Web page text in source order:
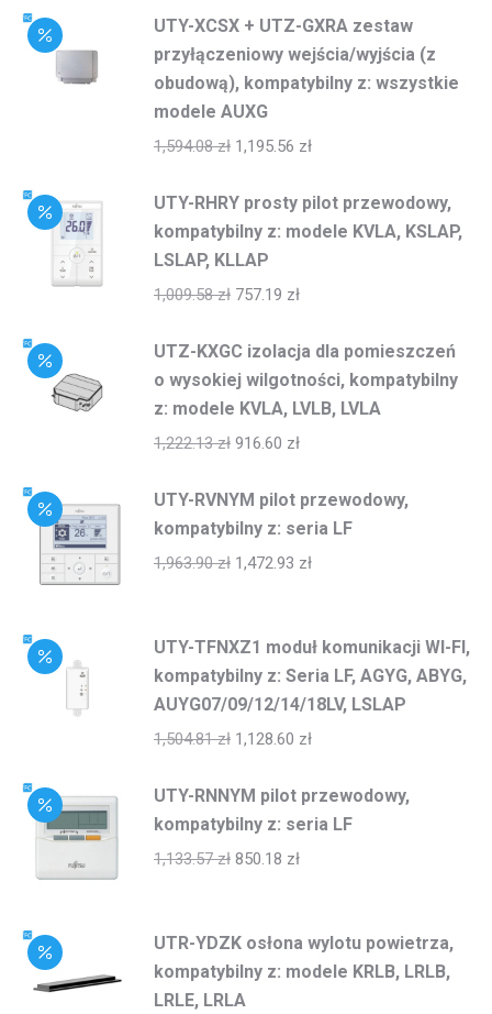
UTY-XCSX + UTZ-GXRA zestaw
przyłączeniowy wejścia/wyjścia (z
obudową), kompatybilny z: wszystkie
modele AUXG
1,594.08zł 1,195.56 zł
UTY-RHRY prosty pilot przewodowy,
kompatybilny z: modele KVLA, KSLAP,
LSLAP, KLLAP
1,009.58zł 757.19 zł
UTZ-KXGC izolacja dla pomieszczeń
o wysokiej wilgotności, kompatybilny
z: modele KVLA, LVLB, LVLA
1,222.13zł 916.60 zł
UTY-RVNYM pilot przewodowy,
kompatybilny z: seria LF
1,963.90zł 1,472.93 zł
UTY-TFNXZ1 moduł komunikacji WI-FI,
kompatybilny z: Seria LF, AGYG, ABYG,
AUYG07/09/12/14/18LV, LSLAP
1,504.81zł 1,128.60 zł
UTY-RNNYM pilot przewodowy,
kompatybilny z: seria LF
1,133.57zł 850.18 zł
UTR-YDZK osłona wylotu powietrza,
kompatybilny z: modele KRLB, LRLB,
LRLE, LRLA